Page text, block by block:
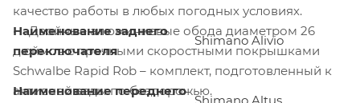
качество работы в любых погодных условиях.
• Двойные алюминиевые обода диаметром 26
дюймов с прочными скоростными покрышками
Schwalbe Rapid Rob – комплект, подготовленный к
активной езды по бездорожью.
Наименование заднего
переключателя
Shimano Alivio
Наименование переднего